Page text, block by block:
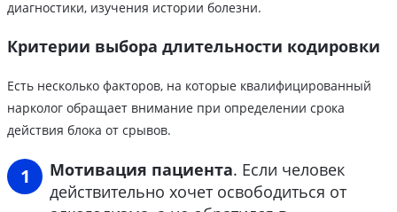
диагностики, изучения истории болезни.
Критерии выбора длительности кодировки
Есть несколько факторов, на которые квалифицированный
нарколог обращает внимание при определении срока
действия блока от срывов.
Мотивация пациента. Если человек
действительно хочет освободиться от